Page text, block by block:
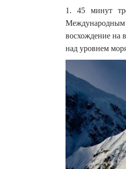
1. 45 минут
восхождение на
над уровнем